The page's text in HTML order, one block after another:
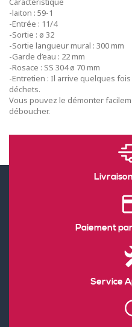
-laiton : 59-1
-Entrée : 11/4
-Sortie : ø 32
-Sortie langueur mural : 300 mm
-Garde d’eau : 22 mm
-Rosace : SS 304 ø 70 mm
-Entretien : Il arrive quelques
déchets.
Vous pouvez le démonter
déboucher.
Paiement
Service